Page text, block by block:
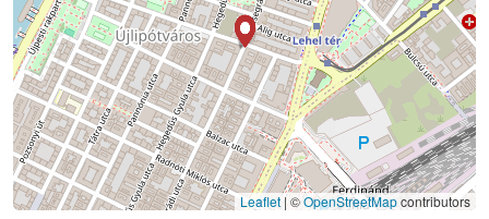
Leaflet | ©OpenStreetMapcontributors